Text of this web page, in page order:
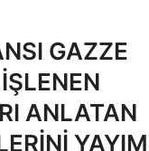
GAZZE
ANLATAN